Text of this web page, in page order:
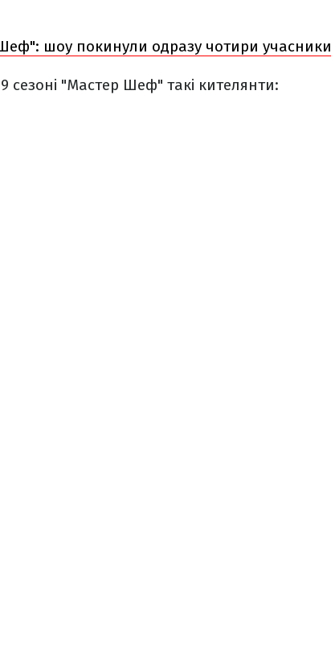
шоу покинули одразу чотири учасники
сезоні "Мастер Шеф" такі кителянти: